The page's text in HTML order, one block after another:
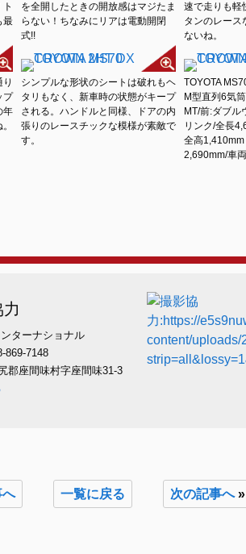
最
を全開したときの開放感はマジたま
らない！ちなみにリアは電動開閉
式!!
速で走りも軽
タンのレース
ないね。
プ
年
シンプルな形状のシートは破れもヘ
タリもなく、新車時の状態がキープ
される。ハンドルと同様、ドアの内
張りのレースチックな模様が素敵で
す。
TOYOTA
M型直列6気
MT/前:ダブル
リンク/全長
全高
2,690mm/車
ターナショナル
869-7148
郡座間味村字座間味31-3
へ 一覧に戻る 次の記事へ»